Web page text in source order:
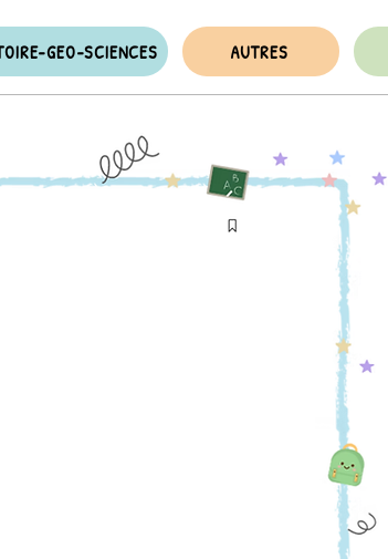
GEO-SCIENCES AUTRES